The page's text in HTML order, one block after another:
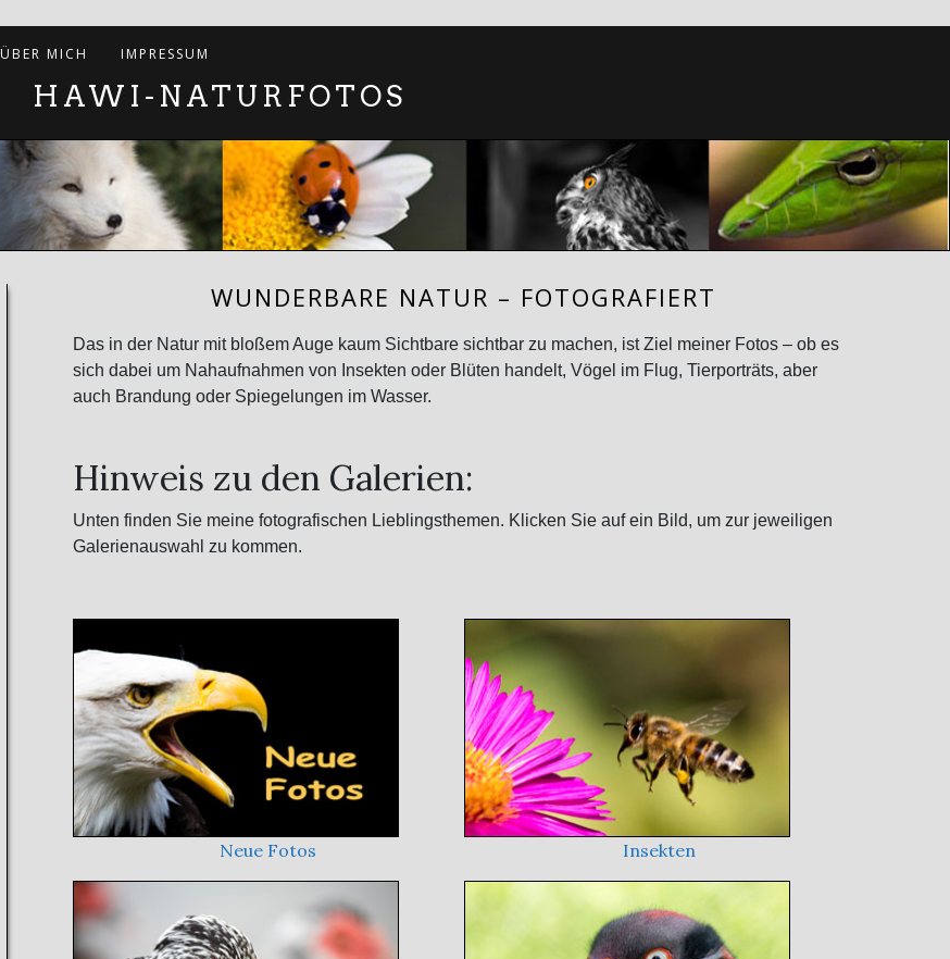
ÜBER MICH IMPRESSUM
HAWI-NATURFOTOS
WUNDERBARE NATUR – FOTOGRAFIERT
Das in der Natur mit bloßem Auge kaum Sichtbare sichtbar zu machen, ist Ziel meiner Fotos – ob es
sich dabei um Nahaufnahmen von Insekten oder Blüten handelt, Vögel im Flug, Tierporträts, aber
auch Brandung oder Spiegelungen im Wasser.
Hinweis zu den Galerien:
Unten finden Sie meine fotografischen Lieblingsthemen. Klicken Sie auf ein Bild, um zur jeweiligen
Galerienauswahl zu kommen.
Neue Fotos Insekten